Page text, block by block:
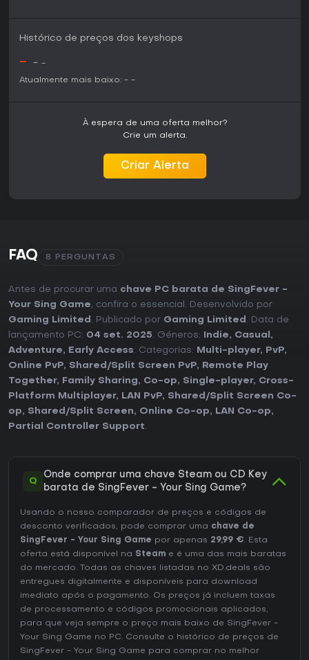
Histórico de preços dos keyshops
- - -
Atualmente mais baixo: - -
À espera de uma oferta melhor?
Crie um alerta.
Criar Alerta
FAQ 8 PERGUNTAS
Antes de procurar uma chave PC barata de SingFever -
Your Sing Game, confira o essencial. Desenvolvido por
Gaming Limited . Publicado por Gaming Limited . Data de
lançamento PC: 04 set. 2025. Géneros: Indie, Casual ,
Adventure, Early Access. Categorias: Multi-player, PvP,
Online PvP, Shared/Split Screen PvP,
Remote Play
Together, Family Sharing, Co-op, Single-player, Cross-
Platform Multiplayer, LAN PvP, Shared/Split Screen Co-
op, Shared/Split Screen, Online Co-op, LAN Co-op,
Partial Controller Support.
Q
Onde comprar uma chave Steam ou CD Key
barata de SingFever - Your Sing Game?
Usando o nosso comparador de preços e códigos de
desconto verificados, pode comprar uma chave de
SingFever - Your Sing Game por apenas 29,99 €. Esta
oferta está disponível na Steam e é uma das mais baratas
do mercado. Todas as chaves listadas no XD.deals são
entregues digitalmente e disponíveis para download
imediato após o pagamento. Os preços já incluem taxas
de processamento e códigos promocionais aplicados,
para que veja sempre o preço mais baixo de SingFever -
Your Sing Game no PC. Consulte o histórico de preços de
SingFever - Your Sing Game para comprar no melhor